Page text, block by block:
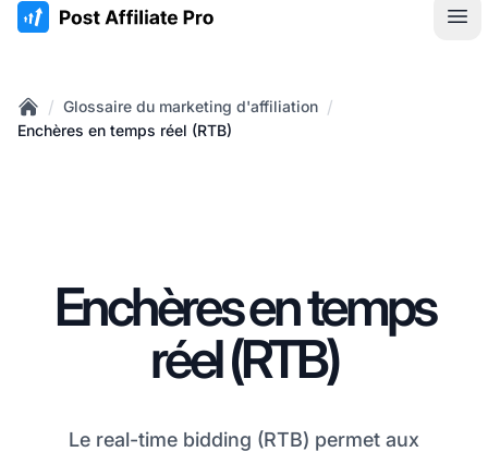
:site.title
Home
/ Glossaire du marketing d'affiliation /
Enchères en temps réel (RTB)
Enchères en temps
réel (RTB)
Le real-time bidding (RTB) permet aux